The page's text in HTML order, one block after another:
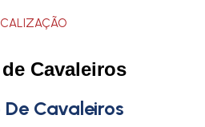
Cavaleiros
Cavaleiros